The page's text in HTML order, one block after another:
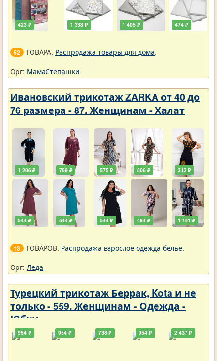
423 ₽ 1 338 ₽ 1 405 ₽ 474 ₽
52 ТОВАРА. Распродажа товары для дома.
Орг: МамаСтепашки
Ивановский трикотаж ZARKA от 40 до
76 размера - 87. Женщинам - Халат
1 206 ₽
544 ₽
769 ₽
544 ₽
575 ₽
544 ₽
806 ₽
494 ₽
313 ₽
1 181 ₽
13 ТОВАРОВ. Распродажа взрослое одежда белье.
Орг: Леда
Турецкий трикотаж Беррак, Kota и не
только - 559. Женщинам - Одежда -
Юбки
954 ₽ 954 ₽ 738 ₽ 954 ₽ 2 437 ₽